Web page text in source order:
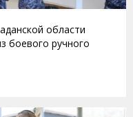
области
боевого ручного